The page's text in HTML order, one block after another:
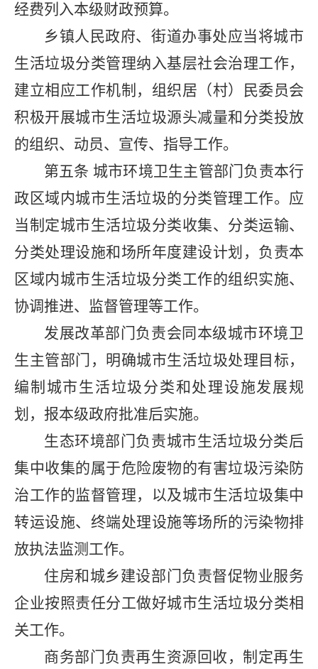
经费列入本级财政预算。
乡镇人民政府、街道办事处应当将城市
生活垃圾分类管理纳入基层社会治理工作，
建立相应工作机制，组织居（村）民委员会
积极开展城市生活垃圾源头减量和分类投放
的组织、动员、宣传、指导工作。
第五条 城市环境卫生主管部门负责本行
政区域内城市生活垃圾的分类管理工作。应
当制定城市生活垃圾分类收集、分类运输、
分类处理设施和场所年度建设计划，负责本
区域内城市生活垃圾分类工作的组织实施、
协调推进、监督管理等工作。
发展改革部门负责会同本级城市环境卫
生主管部门，明确城市生活垃圾处理目标，
编制城市生活垃圾分类和处理设施发展规
划，报本级政府批准后实施。
生态环境部门负责城市生活垃圾分类后
集中收集的属于危险废物的有害垃圾污染防
治工作的监督管理，以及城市生活垃圾集中
转运设施、终端处理设施等场所的污染物排
放执法监测工作。
住房和城乡建设部门负责督促物业服务
企业按照责任分工做好城市生活垃圾分类相
关工作。
商务部门负责再生资源回收，制定再生